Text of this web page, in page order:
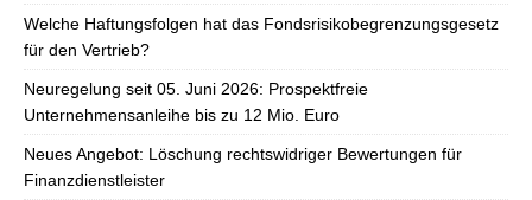
Welche Haftungsfolgen hat das Fondsrisikobegrenzungsgesetz
für den Vertrieb?
Neuregelung seit 05. Juni 2026: Prospektfreie
Unternehmensanleihe bis zu 12 Mio. Euro
Neues Angebot: Löschung rechtswidriger Bewertungen für
Finanzdienstleister